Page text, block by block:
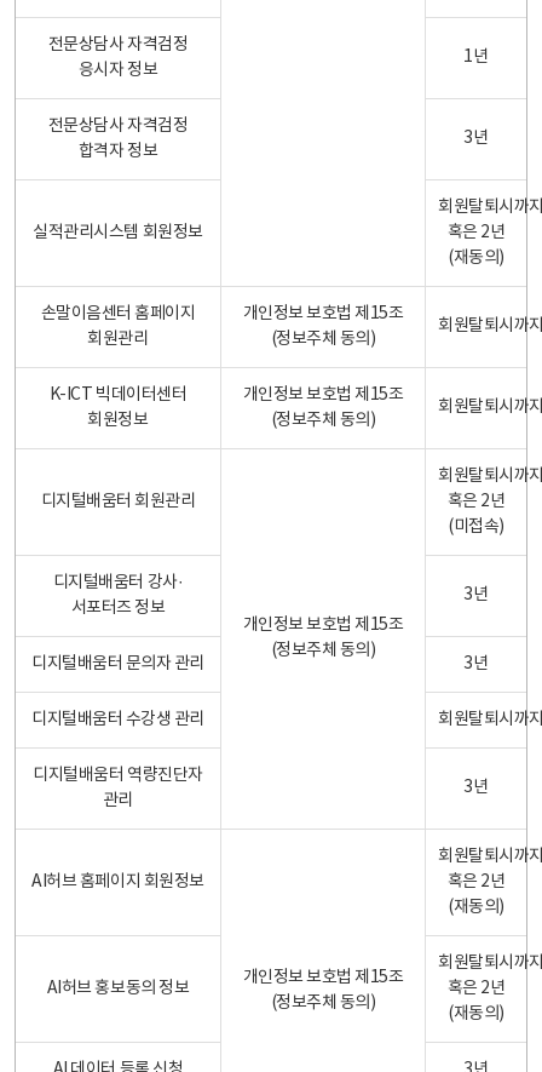
전문상담사 자격검정
응시자 정보
1년
전문상담사 자격검정
합격자 정보
3년
실적관리시스템 회원정보
회원탈퇴시까
혹은 2년
(재동의)
손말이음센터 홈페이지
회원관리
개인정보 보호법 제15조
(정보주체 동의)
회원탈퇴시까
K-ICT 빅데이터센터
회원정보
개인정보 보호법 제15조
(정보주체 동의)
회원탈퇴시까
디지털배움터 회원관리
개인정보 보호법 제15조
(정보주체 동의)
회원탈퇴시까
혹은 2년
(미접속)
디지털배움터 강사·
서포터즈 정보
3년
디지털배움터 문의자 관리 3년
디지털배움터 수강생 관리 회원탈퇴시까
디지털배움터 역량진단자
관리
3년
AI허브 홈페이지 회원정보
개인정보 보호법 제15조
(정보주체 동의)
회원탈퇴시까
혹은 2년
(재동의)
AI허브 홍보동의 정보
회원탈퇴시까
혹은 2년
(재동의)